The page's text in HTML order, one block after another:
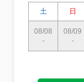
土 日
08/08
-
08/09
-